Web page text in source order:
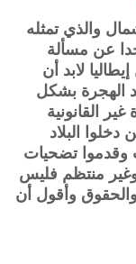
والذي تمثله
عن مسألة
لابد أن
الهجرة بشكل
القانونية
البلاد
وقدموا تضحيات
منتظم فليس
وأقول أن